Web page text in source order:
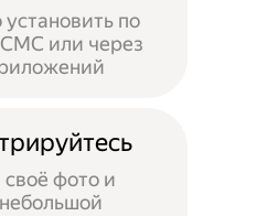
по
или через
фото и